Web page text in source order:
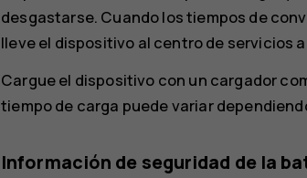
desgastarse. Cuando los tiempos de
lleve el dispositivo al centro de servicios
Cargue el dispositivo con un cargador
tiempo de carga puede variar
Información de seguridad de la